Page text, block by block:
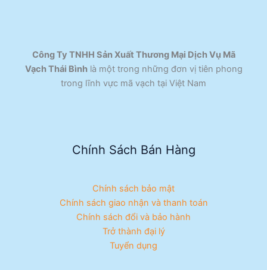
Công Ty TNHH Sản Xuất Thương Mại Dịch Vụ Mã
Vạch Thái Bìnhlà một trong những đơn vị tiên phong
trong lĩnh vực mã vạch tại Việt Nam
Chính Sách Bán Hàng
Chính sách bảo mật
Chính sách giao nhận và thanh toán
Chính sách đổi và bảo hành
Trở thành đại lý
Tuyển dụng